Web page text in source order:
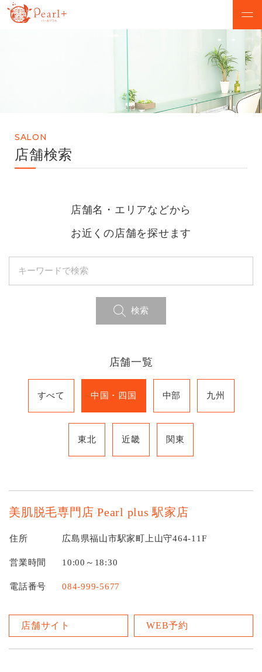
CAMPAIGN
MENU
SALON
Q&A
SALON
店舗検索
店舗名・エリアなどから
お近くの店舗を探せます
検索
店舗一覧
すべて 中国・四国 中部 九州
東北 近畿 関東
美肌脱毛専門店 Pearl plus 駅家店
住所 広島県福山市駅家町上山守464-11F
営業時間 10:00～18:30
電話番号 084-999-5677
店舗サイト WEB予約